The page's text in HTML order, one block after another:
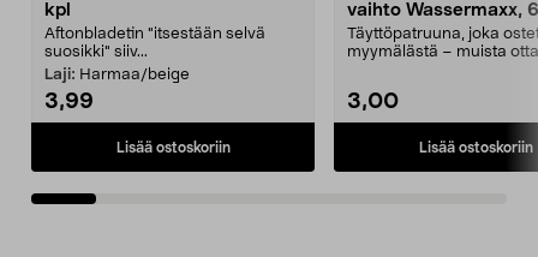
kpl
Aftonbladetin "itsestään selvä
suosikki" siiv...
Laji: Harmaa/beige
3,99
Lisää ostoskoriin
vaihto Wassermaxx,
Täyttöpatruuna, joka
myymälästä – muista
3,00
Lisää ostoskoriin